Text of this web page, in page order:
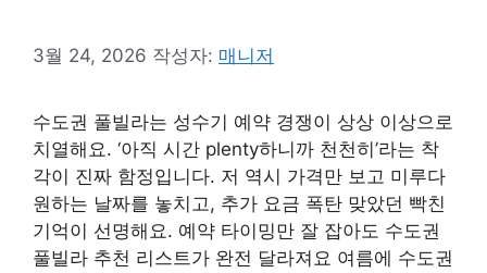
3월 24, 2026 작성자: 매니저
수도권 풀빌라는 성수기 예약 경쟁이 상상 이상으로
치열해요. ‘아직 시간 plenty하니까 천천히’라는 착
각이 진짜 함정입니다. 저 역시 가격만 보고 미루다
원하는 날짜를 놓치고, 추가 요금 폭탄 맞았던 빡친
기억이 선명해요. 예약 타이밍만 잘 잡아도 수도권
풀빌라 추천 리스트가 완전 달라져요 여름에 수도권